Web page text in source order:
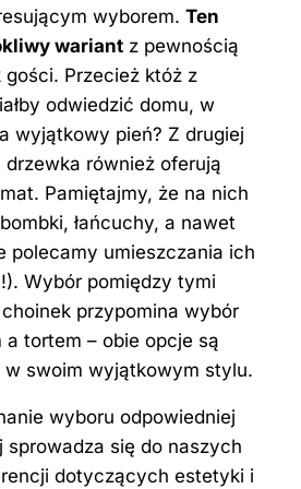
wyborem. Ten
wariant z pewnością
Przecież któż z
odwiedzić domu, w
wyjątkowy pień? Z drugiej
również oferują
Pamiętajmy, że na nich
łańcuchy, a nawet
polecamy umieszczania ich
Wybór pomiędzy tymi
przypomina wybór
tortem – obie opcje są
w swoim wyjątkowym stylu.
wyboru odpowiedniej
sprowadza się do naszych
dotyczących estetyki i